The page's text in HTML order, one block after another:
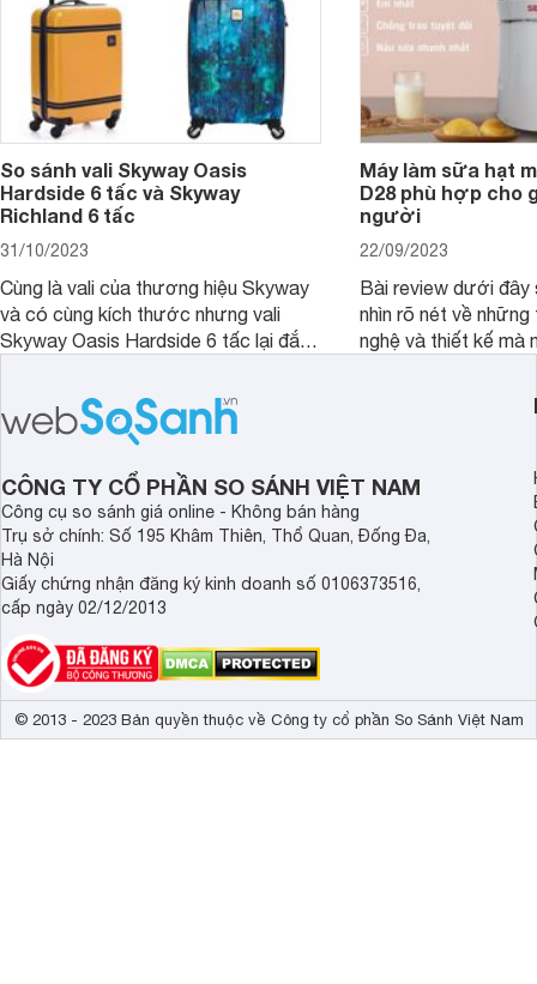
So sánh vali Skyway Oasis
Hardside 6 tấc và Skyway
Richland 6 tấc
31/10/2023
Cùng là vali của thương hiệu Skyway
và có cùng kích thước nhưng vali
Skyway Oasis Hardside 6 tấc lại đắt
triệu đồng.
Máy làm sữa hạt
D28 phù hợp cho
người
22/09/2023
Bài review dưới đây
nhìn rõ nét về những
nghệ và thiết kế mà
thể đưa ra quyết
CÔNG TY CỔ PHẦN SO SÁNH VIỆT NAM
Công cụ so sánh giá online - Không bán hàng
Trụ sở chính: Số 195 Khâm Thiên, Thổ Quan, Đống Đa,
Hà Nội
Giấy chứng nhận đăng ký kinh doanh số 0106373516,
cấp ngày 02/12/2013
© 2013 - 2023 Bản quyền thuộc về Công ty cổ phần So Sánh Việt Nam